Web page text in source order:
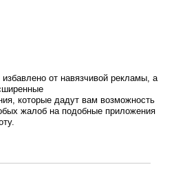
от навязчивой рекламы, а
которые дадут вам возможность
жалоб на подобные приложения